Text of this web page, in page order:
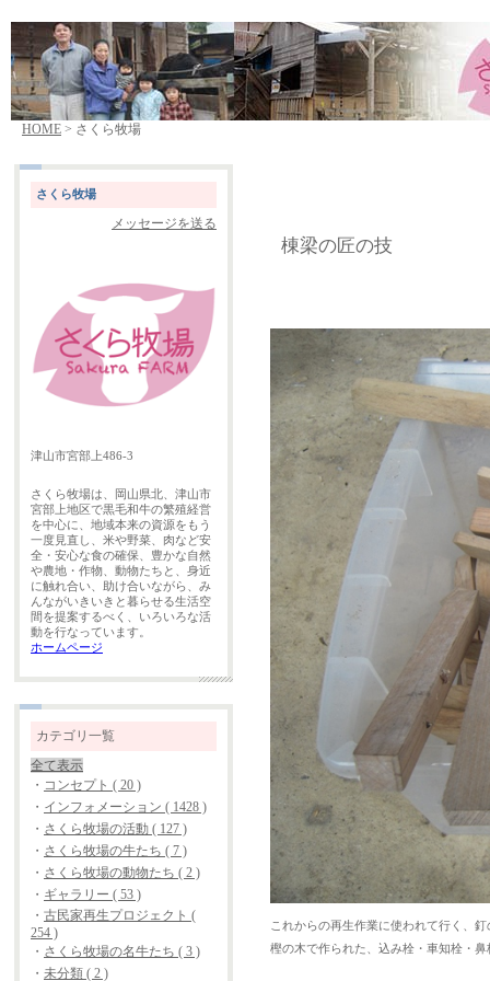
HOME > さくら牧場
さくら牧場
メッセージを送る
津山市宮部上486-3
さくら牧場は、岡山県北、津山市
宮部上地区で黒毛和牛の繁殖経営
を中心に、地域本来の資源をもう
一度見直し、米や野菜、肉など安
全・安心な食の確保、豊かな自然
や農地・作物、動物たちと、身近
に触れ合い、助け合いながら、み
んながいきいきと暮らせる生活空
間を提案するべく、いろいろな活
動を行なっています。
ホームページ
カテゴリ一覧
全て表示
・ コンセプト ( 20 )
・ インフォメーション ( 1428 )
・ さくら牧場の活動 ( 127 )
・ さくら牧場の牛たち ( 7 )
・ さくら牧場の動物たち ( 2 )
・ ギャラリー ( 53 )
・ 古民家再生プロジェクト (
254 )
・ さくら牧場の名牛たち ( 3 )
・ 未分類 ( 2 )
棟梁の匠の技
これからの再生作業に使われて行く、
樫の木で作られた、込み栓・車知栓・